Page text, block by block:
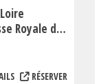
de Chinon
RÉSERVER